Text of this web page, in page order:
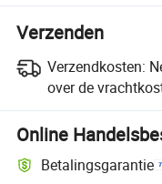
Verzenden
Verzendkosten:
over de
Online
Betalingsgarantie